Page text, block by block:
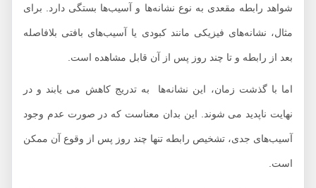
شواهد رابطه مقعدی به نوع نشانه‌ها و آسیب‌ها بستگی دارد. برای
مثال، نشانه‌های فیزیکی مانند کبودی یا آسیب‌های بافتی بلافاصله
بعد از رابطه و تا چند روز پس از آن قابل مشاهده است.
اما با گذشت زمان، این نشانه‌ها به تدریج کاهش می یابند و در
نهایت ناپدید می شوند. این بدان معناست که در صورت عدم وجود
آسیب‌های جدی، تشخیص رابطه تنها چند روز پس از وقوع آن ممکن
است.